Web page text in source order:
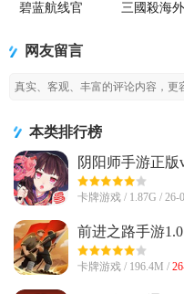
碧蓝航线官
三國殺海外
网友留言
本类排行榜
阴阳师手游正版
卡牌游戏 / 1.87G / 26-
前进之路手游
卡牌游戏 / 196.4M /